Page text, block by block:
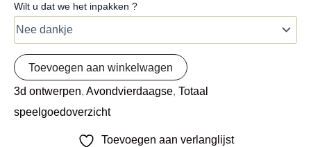
Wilt u dat we het inpakken ?
Toevoegen aan winkelwagen
3d ontwerpen, Avondvierdaagse, Totaal
speelgoedoverzicht
Toevoegen aan verlanglijst